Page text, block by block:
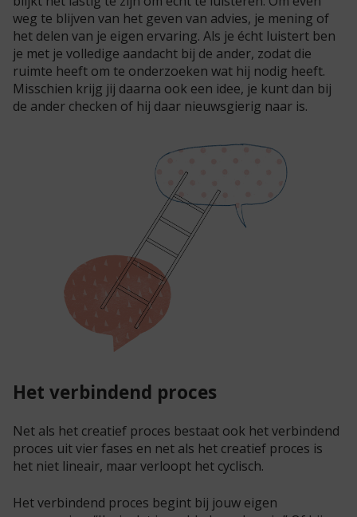
weg te blijven van het geven van advies, je mening of
het delen van je eigen ervaring. Als je écht luistert ben
je met je volledige aandacht bij de ander, zodat die
ruimte heeft om te onderzoeken wat hij nodig heeft.
Misschien krijg jij daarna ook een idee, je kunt dan bij
de ander checken of hij daar nieuwsgierig naar is.
Het verbindend proces
Net als het creatief proces bestaat ook het verbindend
proces uit vier fases en net als het creatief proces is
het niet lineair, maar verloopt het cyclisch.
Het verbindend proces begint bij jouw eigen